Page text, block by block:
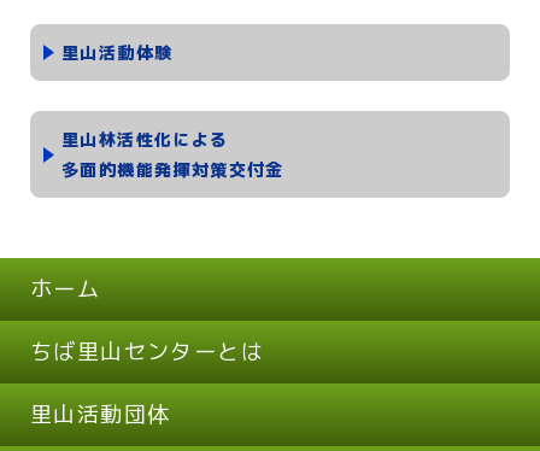
里山活動体験
里山林活性化による
多面的機能発揮対策交付金
ホーム
ちば里山センターとは
里山活動団体